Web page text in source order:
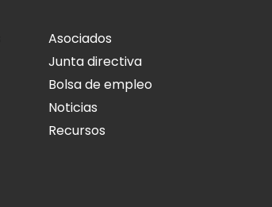
Asociados
Junta directiva
Bolsa de empleo
Noticias
Recursos